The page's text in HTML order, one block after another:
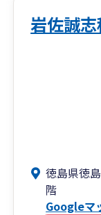
岩佐誠
徳島県徳
階
Googleマ